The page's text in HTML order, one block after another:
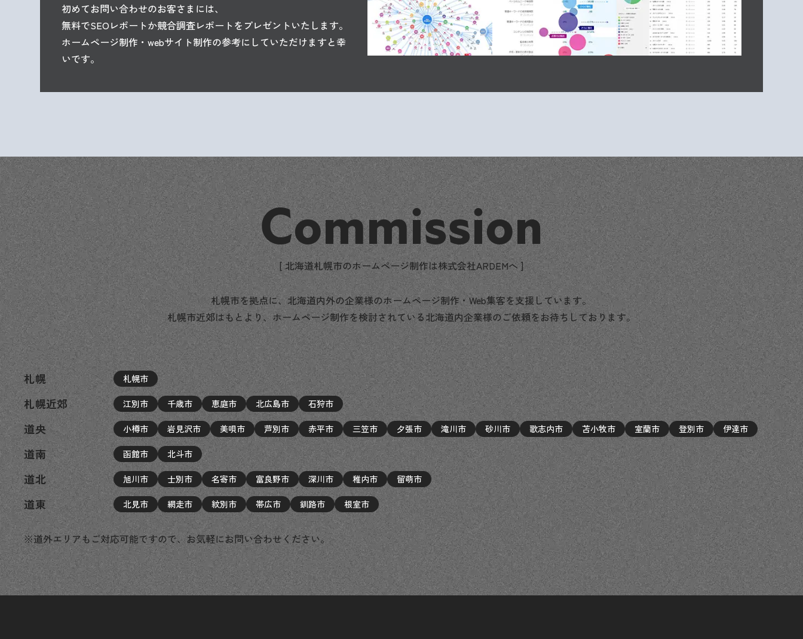
初めてお問い合わせのお客さまには、
無料でSEOレポートか競合調査レポートを プレゼントいたします。
ホームページ制作・webサイト制作の参考にしていただけますと幸
いです。
Commission
[ 北海道札幌市のホームページ制作は株式会社ARDEMへ ]
札幌市を拠点に、北海道内外の企業様のホームページ制作・Web集客を支援しています。
札幌市近郊はもとより、ホームページ制作を検討されている北海道内企業様のご依頼をお待ちしております。
札幌 札幌市
札幌近郊 江別市 千歳市 恵庭市 北広島市 石狩市
道央 小樽市 岩見沢市 美唄市 芦別市 赤平市 三笠市 夕張市 滝川市 砂川市 歌志内市 苫小牧市 室蘭市 登別市 伊達市
道南 函館市 北斗市
道北 旭川市 士別市 名寄市 富良野市 深川市 稚内市 留萌市
道東 北見市 網走市 紋別市 帯広市 釧路市 根室市
※道外エリアもご対応可能ですので、お気軽にお問い合わせください。